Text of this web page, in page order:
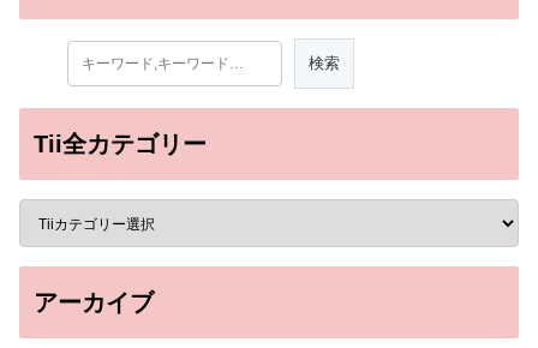
Tii全カテゴリー
アーカイブ